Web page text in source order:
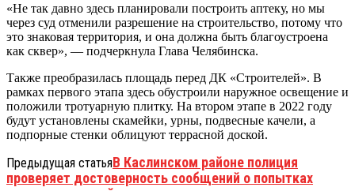
«Не так давно здесь планировали построить аптеку, но мы
через суд отменили разрешение на строительство, потому что
это знаковая территория, и она должна быть благоустроена
как сквер», — подчеркнула Глава Челябинска.
Также преобразилась площадь перед ДК «Строителей». В
рамках первого этапа здесь обустроили наружное освещение и
положили тротуарную плитку. На втором этапе в 2022 году
будут установлены скамейки, урны, подвесные качели, а
подпорные стенки облицуют террасной доской.
Предыдущая статьяВ Каслинском районе полиция
проверяет достоверность сообщений о попытках